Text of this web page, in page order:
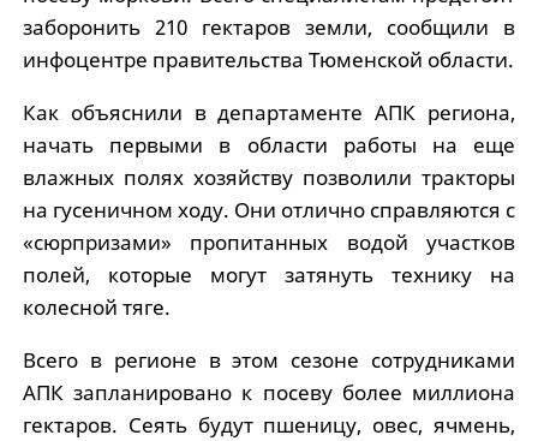
заборонить 210 гектаров земли, сообщили в
инфоцентре правительства Тюменской области.
Как объяснили в департаменте АПК региона,
начать первыми в области работы на еще
влажных полях хозяйству позволили тракторы
на гусеничном ходу. Они отлично справляются с
«сюрпризами» пропитанных водой участков
полей, которые могут затянуть технику на
колесной тяге.
Всего в регионе в этом сезоне сотрудниками
АПК запланировано к посеву более миллиона
гектаров. Сеять будут пшеницу, овес, ячмень,